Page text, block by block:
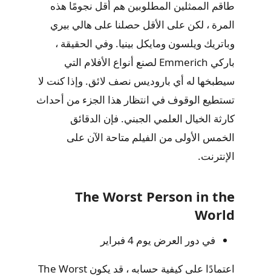
طاقم الممثلين المطلوبين هم أقل نجومًا هذه
المرة ، لكن على الأقل حصلنا على هالي بيري
وباتريك ويلسون ومايكل بينيا. وفي الحقيقة ،
باركي Emmerich لصنع أنواع الأفلام التي
سيطبخها له أي باروديس نصف لائق. وإذا كنت لا
تستطيع الوقوف في انتظار هذا الجزء من أحداث
كارثة الخيال العلمي الجبني. فإن الدقائق
الخمس الأولى من الفيلم متاحة الآن على
الإنترنت.
The Worst Person in the
World
في دور العرض يوم 4 فبراير
اعتمادًا على كيفية حسابه ، قد يكون The Worst